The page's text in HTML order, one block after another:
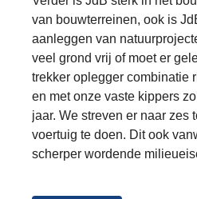
van bouwterreinen, ook is
aanleggen van
veel grond vrij of moet er
trekker oplegger combinatie
en met onze vaste kippers
jaar. We streven er naar zes
voertuig te doen. Dit ook
scherper wordende